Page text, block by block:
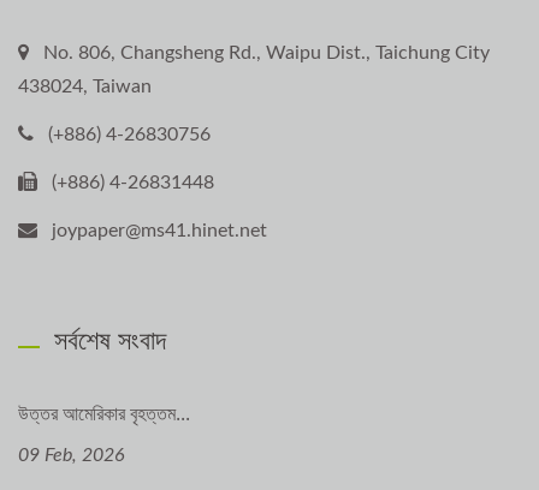
No. 806, Changsheng Rd., Waipu Dist., Taichung City
438024, Taiwan
(+886) 4-26830756
(+886) 4-26831448
joypaper@ms41.hinet.net
সর্বশেষ সংবাদ
উত্তর আমেরিকার বৃহত্তম...
09 Feb, 2026